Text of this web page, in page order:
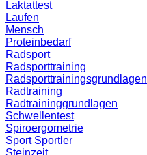
Laktattest
Laufen
Mensch
Proteinbedarf
Radsport
Radsporttraining
Radsporttrainingsgrundlagen
Radtraining
Radtraininggrundlagen
Schwellentest
Spiroergometrie
Sport Sportler
Steinzeit